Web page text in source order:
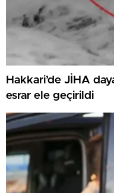
Hakkari’de JİHA
esrar ele geçirildi